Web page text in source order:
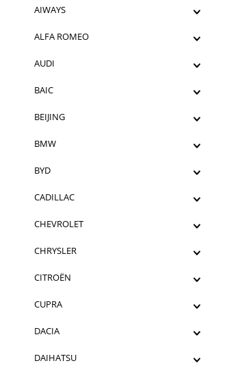
AIWAYS
ALFA ROMEO
AUDI
BAIC
BEIJING
BMW
BYD
CADILLAC
CHEVROLET
CHRYSLER
CITROËN
CUPRA
DACIA
DAIHATSU